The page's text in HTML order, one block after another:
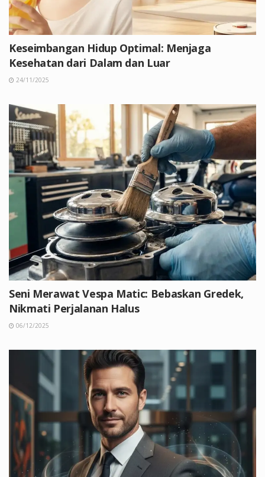
Keseimbangan Hidup Optimal: Menjaga
Kesehatan dari Dalam dan Luar
24/11/2025
Seni Merawat Vespa Matic: Bebaskan Gredek,
Nikmati Perjalanan Halus
06/12/2025